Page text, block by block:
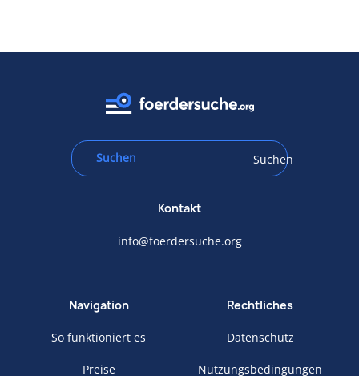
Suchen
Kontakt
info@foerdersuche.org
Navigation
So funktioniert es
Preise
Rechtliches
Datenschutz
Nutzungsbedingungen